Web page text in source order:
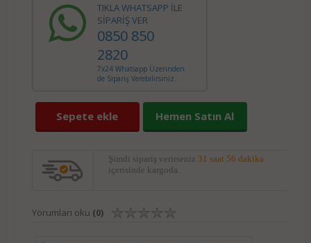
TIKLA WHATSAPP İLE
SİPARİŞ VER
0850 850
2820
7x24 Whatsapp Üzerinden
de Sipariş Verebilirsiniz.
Sepete ekle Hemen Satın Al
Şimdi sipariş verirseniz 31 saat 55 dakika
içerisinde kargoda.
Yorumları oku (0)